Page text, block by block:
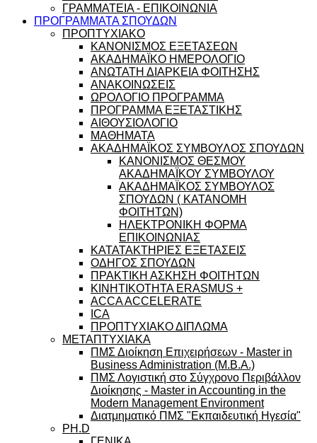
ΓΡΑΜΜΑΤΕΙΑ - ΕΠΙΚΟΙΝΩΝΙΑ
ΠΡΟΓΡΑΜΜΑΤΑ ΣΠΟΥΔΩΝ
ΠΡΟΠΤΥΧΙΑΚΟ
ΚΑΝΟΝΙΣΜΟΣ ΕΞΕΤΑΣΕΩΝ
ΑΚΑΔΗΜΑΪΚΟ ΗΜΕΡΟΛΟΓΙΟ
ΑΝΩΤΑΤΗ ΔΙΑΡΚΕΙΑ ΦΟΙΤΗΣΗΣ
ΑΝΑΚΟΙΝΩΣΕΙΣ
ΩΡΟΛΟΓΙΟ ΠΡΟΓΡΑΜΜΑ
ΠΡΟΓΡΑΜΜΑ ΕΞΕΤΑΣΤΙΚΗΣ
ΑΙΘΟΥΣΙΟΛΟΓΙΟ
ΜΑΘΗΜΑΤΑ
ΑΚΑΔΗΜΑΪΚΟΣ ΣΥΜΒΟΥΛΟΣ ΣΠΟΥΔΩΝ
ΚΑΝΟΝΙΣΜΟΣ ΘΕΣΜΟΥ
ΑΚΑΔΗΜΑΪΚΟΥ ΣΥΜΒΟΥΛΟΥ
ΑΚΑΔΗΜΑΪΚΟΣ ΣΥΜΒΟΥΛΟΣ
ΣΠΟΥΔΩΝ ( ΚΑΤΑΝΟΜΗ
ΦΟΙΤΗΤΩΝ)
ΗΛΕΚΤΡΟΝΙΚΗ ΦΟΡΜΑ
ΕΠΙΚΟΙΝΩΝΙΑΣ
ΚΑΤΑΤΑΚΤΗΡΙΕΣ ΕΞΕΤΑΣΕΙΣ
ΟΔΗΓΟΣ ΣΠΟΥΔΩΝ
ΠΡΑΚΤΙΚΗ ΑΣΚΗΣΗ ΦΟΙΤΗΤΩΝ
ΚΙΝΗΤΙΚΟΤΗΤΑ ERASMUS +
ACCA ACCELERATE
ICA
ΠΡΟΠΤΥΧΙΑΚΟ ΔΙΠΛΩΜΑ
ΜΕΤΑΠΤΥΧΙΑΚΑ
ΠΜΣ Διοίκηση Επιχειρήσεων - Master in
Business Administration (M.B.A.)
ΠΜΣ Λογιστική στο Σύγχρονο Περιβάλλον
Διοίκησης - Master in Accounting in the
Modern Management Environment
Διατμηματικό ΠΜΣ "Εκπαιδευτική Ηγεσία"
PH.D